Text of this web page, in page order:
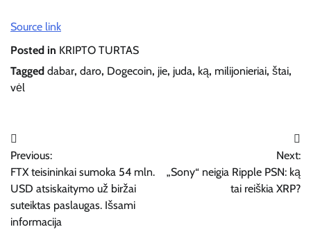
Source link
Posted in KRIPTO TURTAS
Tagged dabar, daro, Dogecoin, jie, juda, ką, milijonieriai, štai,
vėl
Navigacija
tarp
įrašų
Previous:
FTX teisininkai sumoka 54 mln.
USD atsiskaitymo už biržai
suteiktas paslaugas. Išsami
informacija
Next:
„Sony“ neigia Ripple PSN: ką
tai reiškia XRP?